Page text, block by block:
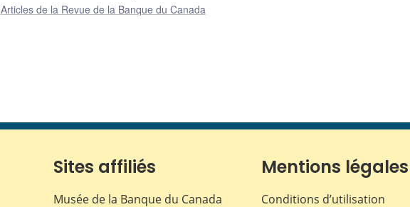
Articles de la Revue de la Banque du Canada
Sites affiliés
Musée de la Banque du Canada
Mentions légales
Conditions d’utilisation